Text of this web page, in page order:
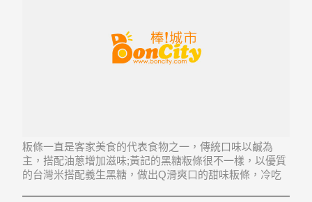
粄條一直是客家美食的代表食物之一，傳統口味以鹹為
主，搭配油蔥增加滋味;黃記的黑糖粄條很不一樣，以優質
的台灣米搭配義生黑糖，做出Q滑爽口的甜味粄條，冷吃